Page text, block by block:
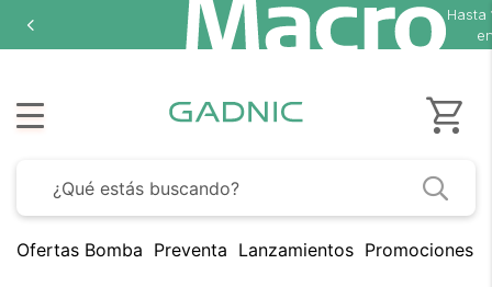
Hasta
Ofertas Bomba Preventa Lanzamientos Promociones